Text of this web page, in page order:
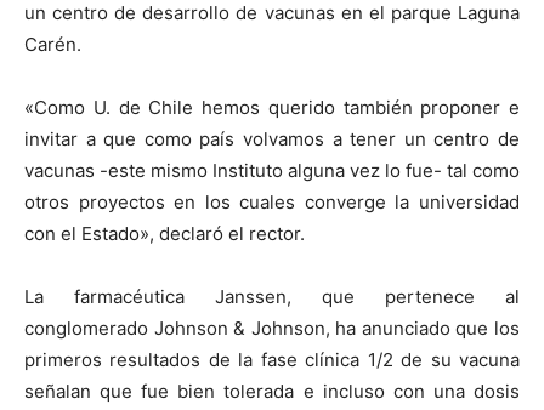
un centro de desarrollo de vacunas en el parque Laguna
Carén.
«Como U. de Chile hemos querido también proponer e
invitar a que como país volvamos a tener un centro de
vacunas -este mismo Instituto alguna vez lo fue- tal como
otros proyectos en los cuales converge la universidad
con el Estado», declaró el rector.
La farmacéutica Janssen, que pertenece al
conglomerado Johnson & Johnson, ha anunciado que los
primeros resultados de la fase clínica 1/2 de su vacuna
señalan que fue bien tolerada e incluso con una dosis